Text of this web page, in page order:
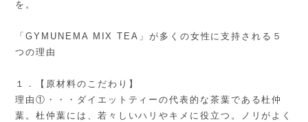
を。
「GYMUNEMA MIX TEA」が多くの女性に支持される５
つの理由
１．【原材料のこだわり】
理由①・・・ダイエットティーの代表的な茶葉である杜仲
葉。杜仲葉には、若々しいハリやキメに役立つ。ノリがよく